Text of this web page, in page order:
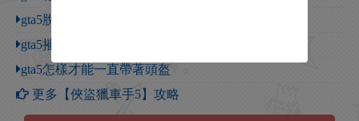
gta5脫身載具藏在哪
gta5摧毀奧尼爾兄弟地下室入口
gta5怎樣才能一直帶著頭盔
更多【俠盜獵車手5】攻略